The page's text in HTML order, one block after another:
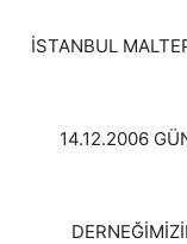
İSTANBUL
14.12.2006